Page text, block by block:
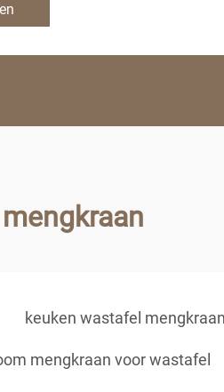
keuken wastafel mengkraan
mengkraan voor wastafel